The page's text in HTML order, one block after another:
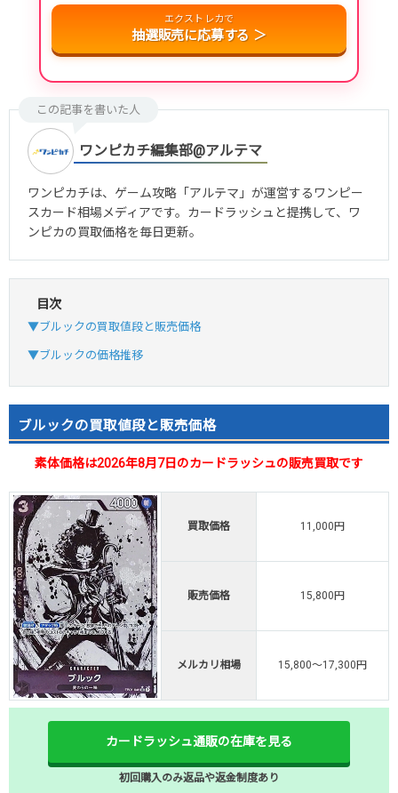
エクストレカで
抽選販売に応募する ＞
この記事を書いた人
ワンピカチ編集部@アルテマ
ワンピカチは、ゲーム攻略「アルテマ」が運営するワンピー
スカード相場メディアです。カードラッシュと提携して、ワ
ンピカの買取価格を毎日更新。
目次
▼ブルックの買取値段と販売価格
▼ブルックの価格推移
ブルックの買取値段と販売価格
素体価格は2026年8月7日のカードラッシュの販売買取です
買取価格 11,000円
販売価格 15,800円
メルカリ相場 15,800～17,300円
カードラッシュ通販の在庫を見る
初回購入のみ返品や返金制度あり